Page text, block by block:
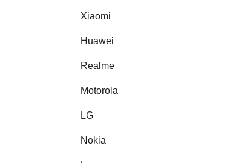
Xiaomi
Huawei
Realme
Motorola
LG
Nokia